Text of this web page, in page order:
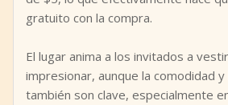
gratuito con la compra.
El lugar anima a los invitados a
impresionar, aunque la comodidad
también son clave, especialmente